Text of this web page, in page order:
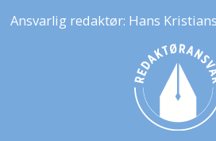
Ansvarlig redaktør: Hans